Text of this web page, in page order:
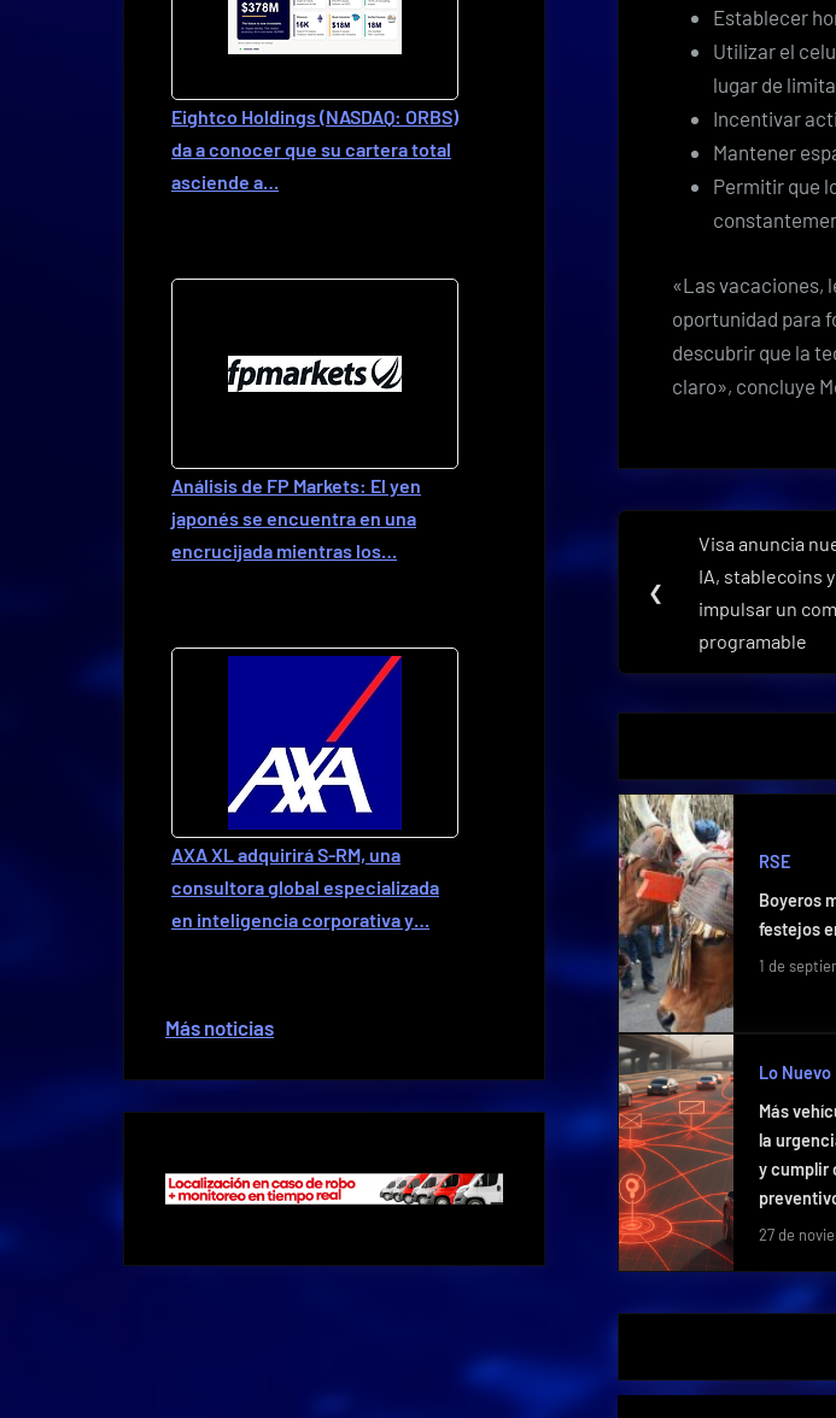
Establecer
Utilizar el
lugar de
Incentivar
Mantener
Permitir que
«Las vacaciones,
oportunidad para
descubrir que la
claro», concluye
Navegación
de
entradas
❮
Previous
Post:
Visa anuncia
IA, stablecoins
impulsar un
programable
RSE
Boyeros
festejos
1 de
Lo Nuevo
Más
la
y cumplir
27 de
Eightco Holdings (NASDAQ: ORBS)
da a conocer que su cartera total
asciende a…
Análisis de FP Markets: El yen
japonés se encuentra en una
encrucijada mientras los…
AXA XL adquirirá S-RM, una
consultora global especializada
en inteligencia corporativa y…
Más noticias